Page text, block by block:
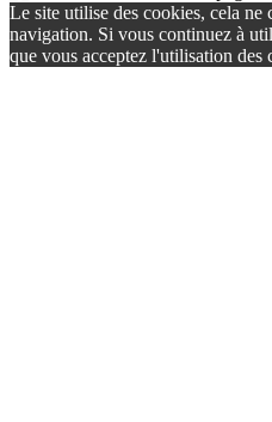
Le site utilise des cookies, cela ne
navigation. Si vous continuez à
que vous acceptez l'utilisation des